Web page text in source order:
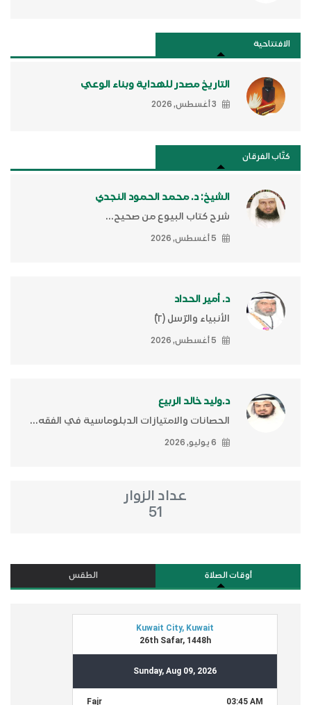
الافتتاحية
التاريخ مصدر للهداية وبناء الوعي
3 أغسطس, 2026
كتَّاب الفرقان
الشيخ: د. محمد الحمود النجدي
شرح كتاب البيوع من صحيح...
5 أغسطس, 2026
د. أمير الحداد
الأنبياء والرّسل (٢)ّ
5 أغسطس, 2026
د.وليد خالد الربيع
الحصانات والامتيازات الدبلوماسية في الفقه...
6 يوليو, 2026
عداد الزوار
51
أوقات الصلاة الطقس